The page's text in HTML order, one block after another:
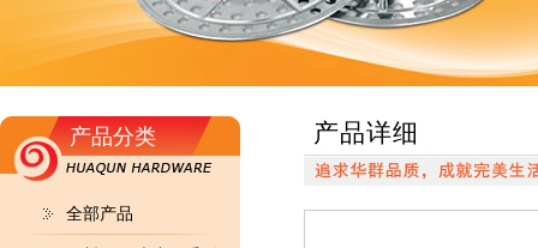
产品分类
全部产品
产品详细